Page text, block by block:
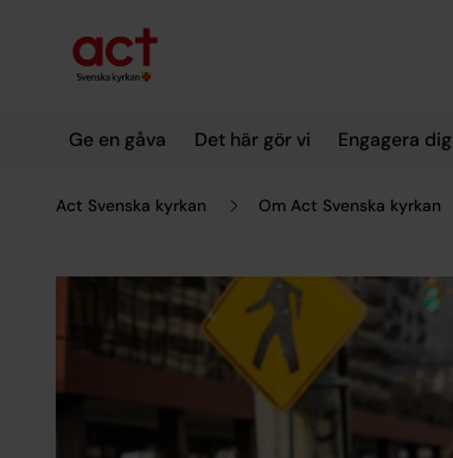
Ge en gåva Det här gör vi Engagera dig
Act Svenska kyrkan Om Act Svenska kyrkan